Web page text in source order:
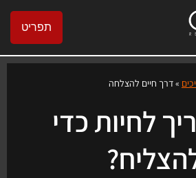
תפריט
»דרך חיים להצלחה
לחיות כדי